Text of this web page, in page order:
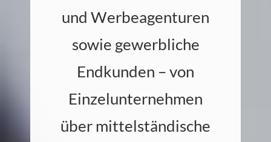
und Werbeagenturen
sowie gewerb­liche
End­kunden – von
Einzel­unter­nehmen
über mittel­ständische